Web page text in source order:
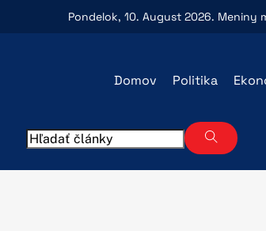
Pondelok, 10. August 2026. Meniny
Domov Politika